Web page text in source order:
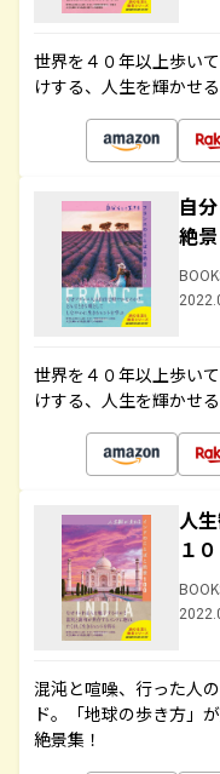
世界を４０年以上歩い
けする、人生を輝かせ
自
絶
世界を４０年以上歩い
けする、人生を輝かせ
人
１
混沌と喧噪、行った人
ド。「地球の歩き方」
絶景集！